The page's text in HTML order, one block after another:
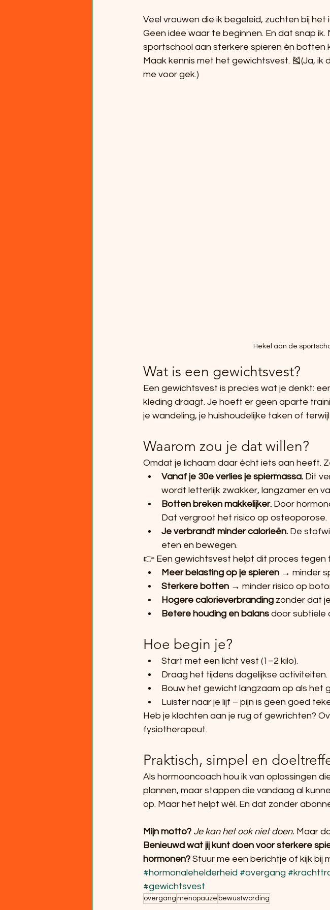
Veel vrouwen die ik begeleid, zuchten bij het
Geen idee waar te beginnen. En dat snap
sportschool aan sterkere spieren én botten
Maak kennis met het gewichtsvest. 🎽(Ja, ik
me voor gek.)
Hekel aan de
Wat is een gewichtsvest?
Een gewichtsvest is precies wat je denkt:
kleding draagt. Je hoeft er geen aparte
je wandeling, je huishoudelijke taken of
Waarom zou je dat willen?
Omdat je lichaam daar écht iets aan heeft.
Vanaf je 30e verlies je spiermassa. Dit
wordt letterlijk zwakker, langzamer en
Botten breken makkelijker. Door
Dat vergroot het risico op osteoporose.
Je verbrandt minder calorieën. De
eten en bewegen.
👉 Een gewichtsvest helpt dit proces tegen
Meer belasting op je spieren → minder
Sterkere botten → minder risico op
Hogere calorieverbranding zonder dat
Betere houding en balans door subtiele
Hoe begin je?
Start met een licht vest (1–2 kilo).
Draag het tijdens dagelijkse activiteiten.
Bouw het gewicht langzaam op als het
Luister naar je lijf – pijn is geen goed
Heb je klachten aan je rug of gewrichten?
fysiotherapeut.
Praktisch, simpel en
Als hormooncoach hou ik van oplossingen
plannen, maar stappen die vandaag al
op. Maar het helpt wél. En dat zonder
Mijn motto? Je kan het ook niet doen. Maar
Benieuwd wat jij kunt doen voor sterkere
hormonen? Stuur me een berichtje of kijk bij
#hormonalehelderheid #overgang
#gewichtsvest
overgang menopauze bewustwording